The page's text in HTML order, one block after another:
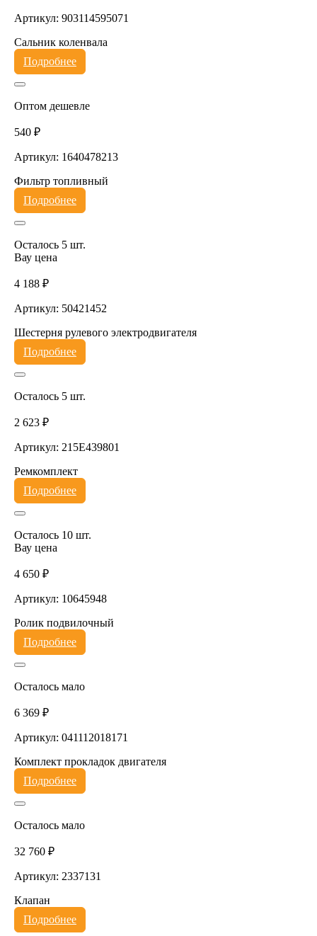
Артикул: 903114595071
Сальник коленвала
Подробнее
Оптом дешевле
540 ₽
Артикул: 1640478213
Фильтр топливный
Подробнее
Осталось 5 шт.
Вау цена
4 188 ₽
Артикул: 50421452
Шестерня рулевого электродвигателя
Подробнее
Осталось 5 шт.
2 623 ₽
Артикул: 215E439801
Ремкомплект
Подробнее
Осталось 10 шт.
Вау цена
4 650 ₽
Артикул: 10645948
Ролик подвилочный
Подробнее
Осталось мало
6 369 ₽
Артикул: 041112018171
Комплект прокладок двигателя
Подробнее
Осталось мало
32 760 ₽
Артикул: 2337131
Клапан
Подробнее